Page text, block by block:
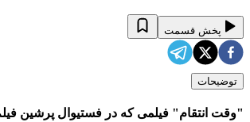
پخش قسمت
توضیحات